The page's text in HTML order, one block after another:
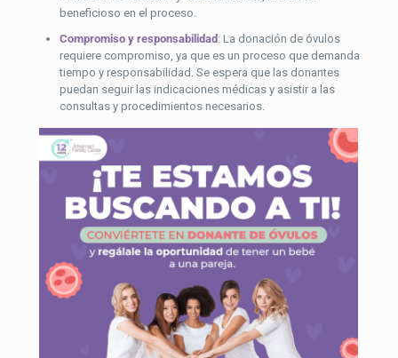
beneficioso en el proceso.
Compromiso y responsabilidad : La donación de óvulos
requiere compromiso, ya que es un proceso que demanda
tiempo y responsabilidad. Se espera que las donantes
puedan seguir las indicaciones médicas y asistir a las
consultas y procedimientos necesarios.